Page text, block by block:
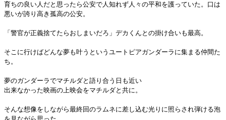
育ちの良い人だと思ったら公安で人知れず人々の平和を護っていた。口は
悪いが誇り高き孤高の公安。
「警官が正義捨てたらおしまいだろ」デカくんとの掛け合いも最高。
そこに行けばどんな夢も叶うというユートピアガンダーラに集まる仲間た
ち。
夢のガンダーラでマチルダと語り合う日も近い
出来なかった映画の上映会をマチルダと共に。
そんな想像をしながら最終回のラムネに差し込む光りに照らされ弾ける泡